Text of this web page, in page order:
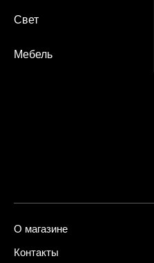
Свет
Мебель
О магазине
Контакты